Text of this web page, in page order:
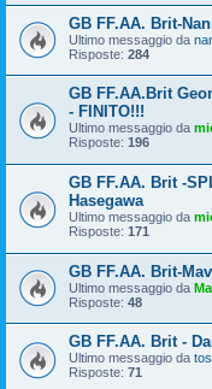
GB FF.AA. Brit-
Ultimo messaggio da
Risposte: 284
GB FF.AA.Brit
- FINITO!!!
Ultimo messaggio da
Risposte: 196
GB FF.AA. Brit -
Hasegawa
Ultimo messaggio da
Risposte: 171
GB FF.AA. Brit-
Ultimo messaggio da
Risposte: 48
GB FF.AA. Brit -
Ultimo messaggio da
Risposte: 71